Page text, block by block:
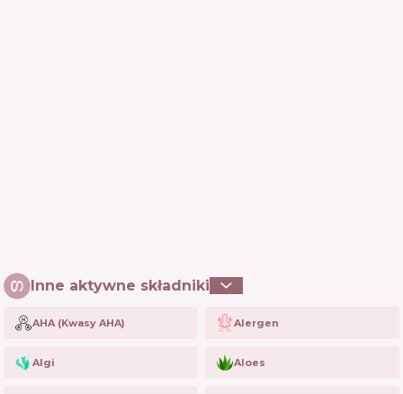
Inne aktywne składniki
AHA (Kwasy AHA) Alergen
Algi Aloes